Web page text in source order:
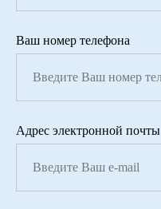
Ваш номер телефона
Адрес электронной почты